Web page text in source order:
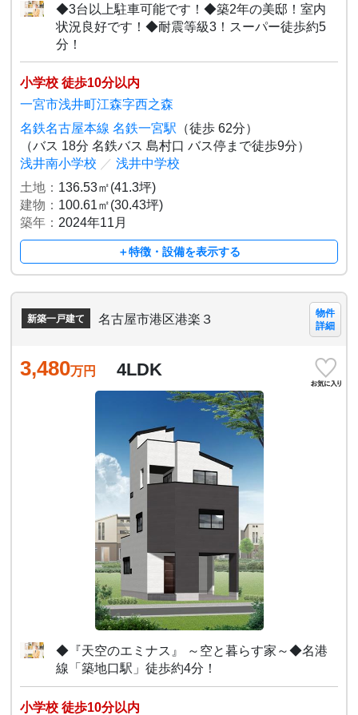
◆3台以上駐車可能です！◆築2年の美邸！室内
状況良好です！◆耐震等級3！スーパー徒歩約5
分！
小学校 徒歩10分以内
一宮市浅井町江森字西之森
名鉄名古屋本線 名鉄一宮駅 （徒歩 62分）
（バス 18分 名鉄バス 島村口 バス停まで徒歩9分）
浅井南小学校 ／ 浅井中学校
土地： 136.53㎡(41.3坪)
建物： 100.61㎡(30.43坪)
築年： 2024年11月
＋特徴・設備を表示する
新築一戸建て 名古屋市港区港楽３
物件
詳細
3,480万円 4LDK
◆『天空のエミナス』 ～空と暮らす家～◆名港
線「築地口駅」徒歩約4分！
小学校 徒歩10分以内